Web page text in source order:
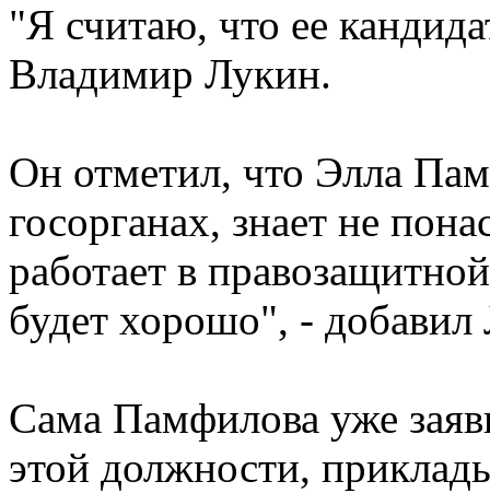
"Я считаю, что ее
Владимир Лукин.
Он отметил, что Элла
госорганах, знает не
работает в
будет хорошо", - добавил
Сама Памфилова уже
этой должности,